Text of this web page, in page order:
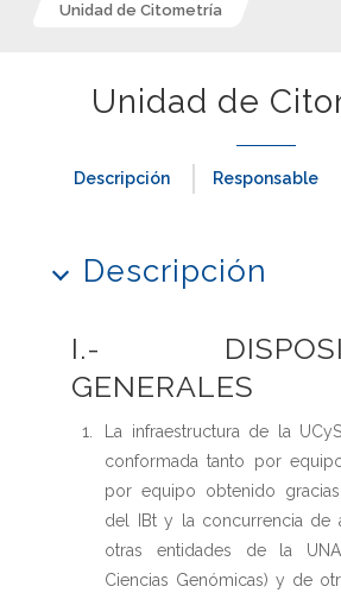
Unidad de Citometría
Unidad de
Descripción Responsable
Descripción
I.-
GENERALES
La infraestructura de la
conformada tanto por
por equipo obtenido
del IBt y la concurrencia de
otras entidades de la
Ciencias Genómicas) y de